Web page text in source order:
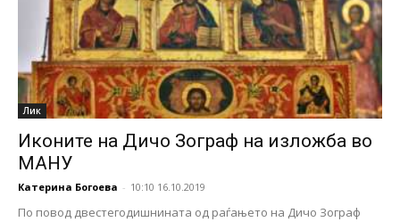
Лик
Иконите на Дичо Зограф на изложба во
МАНУ
Катерина Богоева - 10:10 16.10.2019
По повод двестегодишнината од раѓањето на Дичо Зограф